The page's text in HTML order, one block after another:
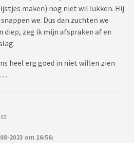
maken) nog niet wil lukken. Hij
we. Dus dan zuchten we
diep, zeg ik mijn afspraken af en
heel erg goed in niet willen zien
2023 om 16:56: